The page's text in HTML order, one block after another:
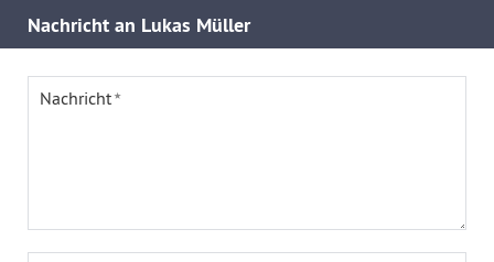
Nachricht an Lukas Müller
Nachricht